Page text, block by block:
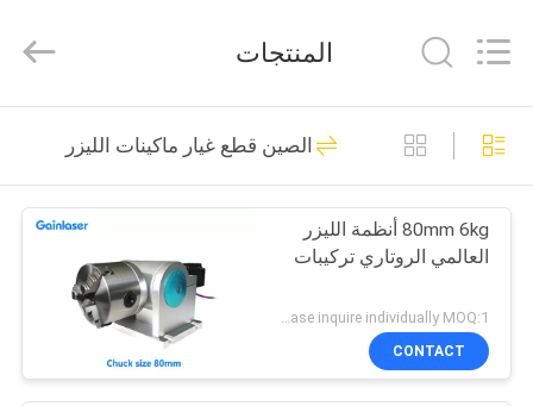
الصفحة
الرئيسية
منتجات
معلومات
Laser
Technology
Rights
آلة الوسم بالليزر UV
108
25
المنتجات
الصين قطع غيار ماكينات الليزر
80mm 6kg أنظمة الليزر
العالمي الروتاري تركيبات
Please inquire individually MOQ:1
CONTACT